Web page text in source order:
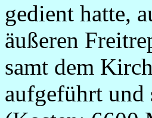
gedient hatte,
äußeren
samt dem
aufgeführt und